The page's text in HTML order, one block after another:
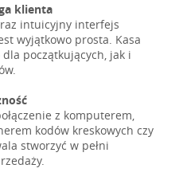
klienta
intuicyjny interfejs
wyjątkowo prosta. Kasa
początkujących, jak i
z komputerem,
kodów kreskowych czy
stworzyć w pełni